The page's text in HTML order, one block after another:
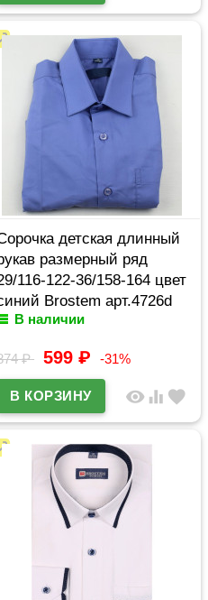
детская длинный
размерный ряд
116-122-36/158-164 цвет
Brostem арт.4726d
В наличии
₽ 599₽ -31%
visibility equalizer favorite